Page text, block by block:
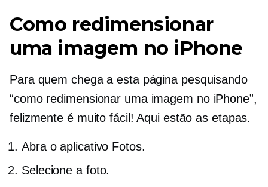
Como redimensionar
uma imagem no iPhone
Para quem chega a esta página pesquisando
“como redimensionar uma imagem no iPhone”,
felizmente é muito fácil! Aqui estão as etapas.
Abra o aplicativo Fotos.
Selecione a foto.